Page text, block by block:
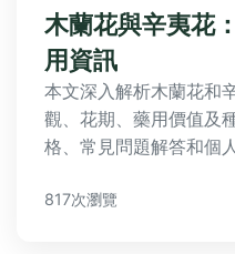
木蘭花與辛夷花
用資訊
本文深入解析木蘭花和
觀、花期、藥用價值及
格、常見問題解答和個
益。內容實用，避免空
817次瀏覽